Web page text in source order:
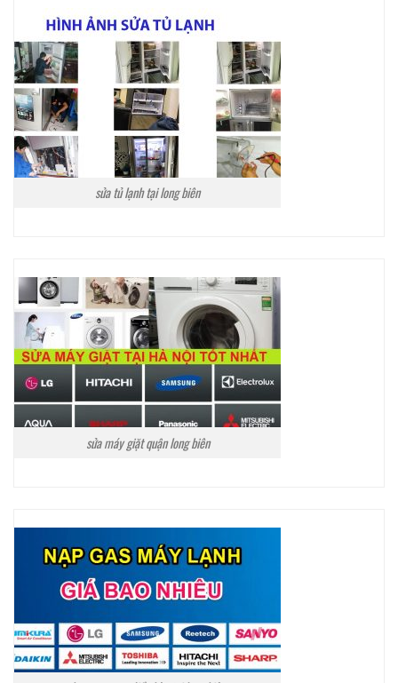
sửa tủ lạnh tại long biên
sửa máy giặt quận long biên